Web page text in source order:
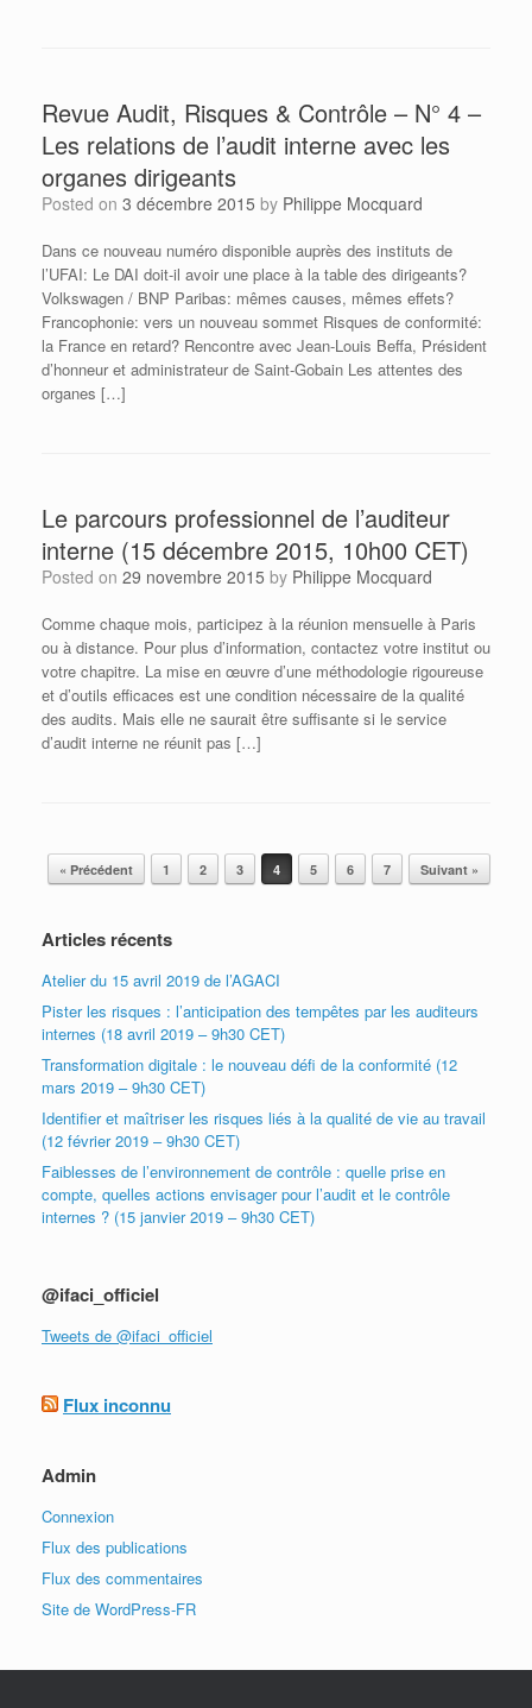
Revue Audit, Risques & Contrôle – N° 4 –
Les relations de l’audit interne avec les
organes dirigeants
Posted on 3 décembre 2015 by Philippe Mocquard
Dans ce nouveau numéro disponible auprès des instituts de
l’UFAI: Le DAI doit-il avoir une place à la table des dirigeants?
Volkswagen / BNP Paribas: mêmes causes, mêmes effets?
Francophonie: vers un nouveau sommet Risques de conformité:
la France en retard? Rencontre avec Jean-Louis Beffa, Président
d’honneur et administrateur de Saint-Gobain Les attentes des
organes […]
Le parcours professionnel de l’auditeur
interne (15 décembre 2015, 10h00 CET)
Posted on 29 novembre 2015 by Philippe Mocquard
Comme chaque mois, participez à la réunion mensuelle à Paris
ou à distance. Pour plus d’information, contactez votre institut ou
votre chapitre. La mise en œuvre d’une méthodologie rigoureuse
et d’outils efficaces est une condition nécessaire de la qualité
des audits. Mais elle ne saurait être suffisante si le service
d’audit interne ne réunit pas […]
Post navigation
« Précédent 1 2 3 4 5 6 7 Suivant »
Articles récents
Atelier du 15 avril 2019 de l’AGACI
Pister les risques : l’anticipation des tempêtes par les auditeurs
internes (18 avril 2019 – 9h30 CET)
Transformation digitale : le nouveau défi de la conformité (12
mars 2019 – 9h30 CET)
Identifier et maîtriser les risques liés à la qualité de vie au travail
(12 février 2019 – 9h30 CET)
Faiblesses de l’environnement de contrôle : quelle prise en
compte, quelles actions envisager pour l’audit et le contrôle
internes ? (15 janvier 2019 – 9h30 CET)
@ifaci_officiel
Tweets de @ifaci_officiel
Flux inconnu
Admin
Connexion
Flux des publications
Flux des commentaires
Site de WordPress-FR